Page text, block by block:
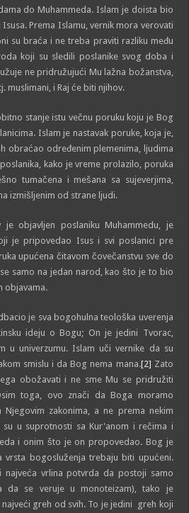
do Muhammeda. Islam je doista bio
Prema Islamu, vernik mora verovati
su braća i ne treba praviti razliku među
koji su sledili poslanike svog doba i
ne pridružujući Mu lažna božanstva,
muslimani, i Raj će biti njihov.
stanje istu večnu poruku koju je Bog
Islam je nastavak poruke, koja je,
obraćao određenim plemenima, ljudima
kako je vreme prolazilo, poruka
tumačena i mešana sa sujeverjima,
izmišljenim od strane ljudi.
poslaniku Muhammedu, je
je pripovedao Isus i svi poslanici pre
upućena čitavom čovečanstvu sve do
samo na jedan narod, kao što je to bio
objavama.
je sva bogohulna teološka uverenja
ideju o Bogu; On je jedini Tvorac,
u univerzumu. Islam uči vernike da su
smislu i da Bog nema mana.[2] Zato
obožavati i ne sme Mu se pridružiti
toga, ovo znači da Boga moramo
Njegovim zakonima, a ne prema nekim
u suprotnosti sa Kur'anom i rečima i
i onim što je on propovedao. Bog je
vrsta bogosluženja trebaju biti upućeni.
vrlina potvrda da postoji samo
da se veruje u monoteizam), tako je
greh od svih. To je jedini greh koji